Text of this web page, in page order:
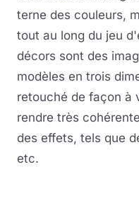
terne des couleurs,
tout au long du jeu
décors sont des
modèles en trois
retouché de façon à
rendre très
des effets, tels que
etc.